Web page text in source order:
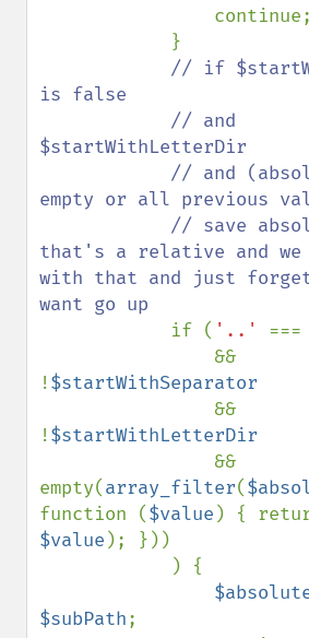
// if
is false
$startWithLetterDir
empty or all previous
that's a relative and
with that and just
want go up
if ( '..' ===
&&
!$startWithSeparator
&&
!$startWithLetterDir
&&
empty(array_filter(
function ($value ) {
$value ); }))
$subPath;